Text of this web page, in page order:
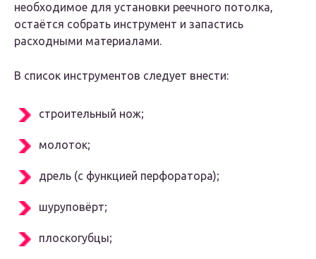
необходимое для установки реечного потолка,
остаётся собрать инструмент и запастись
расходными материалами.
В список инструментов следует внести:
строительный нож;
молоток;
дрель (с функцией перфоратора);
шуруповёрт;
плоскогубцы;